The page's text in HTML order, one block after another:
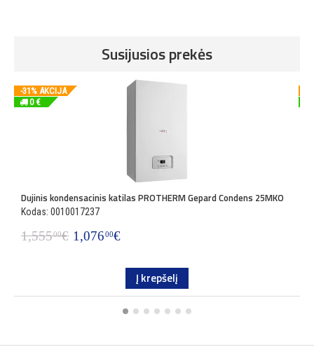
Susijusios prekės
-31% AKCIJA
0 €
Dujinis kondensacinis katilas PROTHERM Gepard Condens 25MKO
Kodas: 0010017237
1,55500€ 1,07600€
Į krepšelį